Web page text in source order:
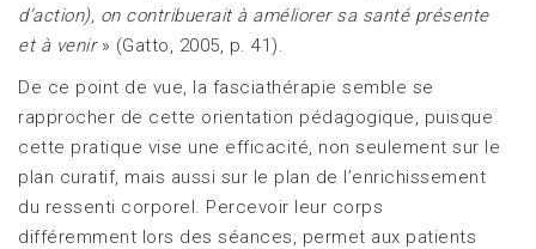
d’action), on contribuerait à améliorer sa santé présente
et à venir » (Gatto, 2005, p. 41).
De ce point de vue, la fasciathérapie semble se
rapprocher de cette orientation pédagogique, puisque
cette pratique vise une efficacité, non seulement sur le
plan curatif, mais aussi sur le plan de l’enrichissement
du ressenti corporel. Percevoir leur corps
différemment lors des séances, permet aux patients